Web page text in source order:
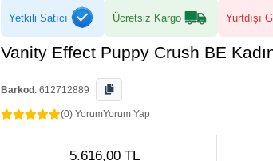
Yetkili Satıcı Ücretsiz Kargo Yurtdışı
Vanity Effect Puppy Crush BE
Barkod : 612712889
(0) YorumYorum Yap
5.616,00 TL